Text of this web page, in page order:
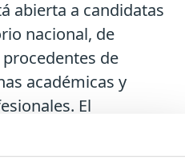
abierta a candidatas
nacional, de
de
académicas y
El
desarrollarán en